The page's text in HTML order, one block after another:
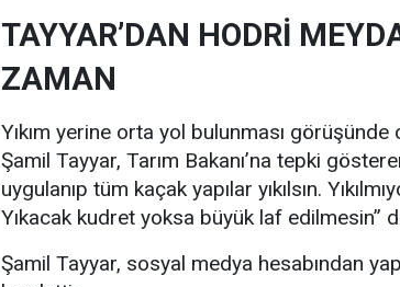
TAYYAR’DAN HODRİ
ZAMAN
Yıkım yerine orta yol bulunması
Şamil Tayyar, Tarım Bakanı’na tepki
uygulanıp tüm kaçak yapılar yıkılsın.
Yıkacak kudret yoksa büyük laf edilmesin”
Şamil Tayyar, sosyal medya hesabından